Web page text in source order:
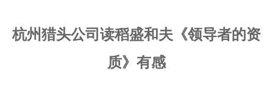
杭州猎头公司读稻盛和夫《领导者的资
质》有感